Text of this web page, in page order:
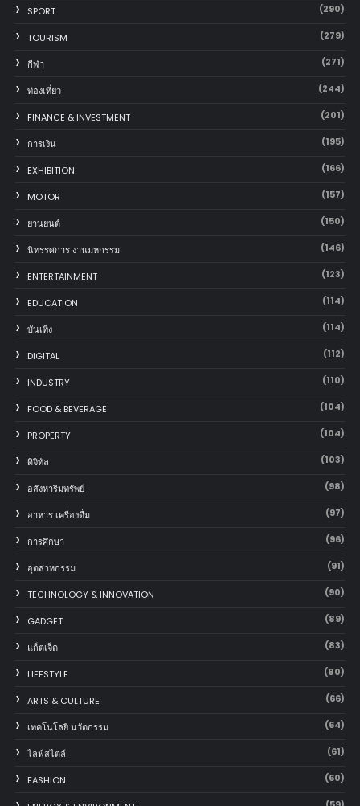
SPORT (290)
TOURISM (279)
กีฬา (271)
ท่องเที่ยว (244)
FINANCE & INVESTMENT (201)
การเงิน (195)
EXHIBITION (166)
MOTOR (157)
‎ยานยนต์‎ (150)
นิทรรศการ งานมหกรรม (146)
ENTERTAINMENT (123)
EDUCATION (114)
บันเทิง (114)
DIGITAL (112)
INDUSTRY (110)
FOOD & BEVERAGE (104)
PROPERTY (104)
ดิจิทัล (103)
อสังหาริมทรัพย์ (98)
อาหาร เครื่องดื่ม (97)
การศึกษา (96)
อุตสาหกรรม (91)
TECHNOLOGY & INNOVATION (90)
GADGET (89)
แก็ตเจ็ต (83)
LIFESTYLE (80)
ARTS & CULTURE (66)
เทคโนโลยี นวัตกรรม (64)
ไลฟ์สไตล์ (61)
FASHION (60)